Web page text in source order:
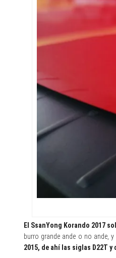
El SsanYong Korando 2017
burro grande ande o no ande,
2015, de ahí las siglas D22T